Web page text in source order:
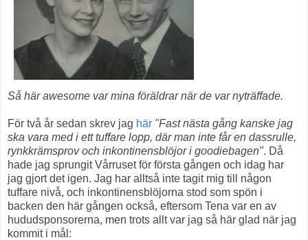
Så här awesome var mina föräldrar när de var nyträffade.
För två år sedan skrev jag här "Fast nästa gång kanske jag
ska vara med i ett tuffare lopp, där man inte får en dassrulle,
rynkkrämsprov och inkontinensblöjor i goodiebagen". Då
hade jag sprungit Vårruset för första gången och idag har
jag gjort det igen. Jag har alltså inte tagit mig till någon
tuffare nivå, och inkontinensblöjorna stod som spön i
backen den här gången också, eftersom Tena var en av
hududsponsorerna, men trots allt var jag så här glad när jag
kommit i mål: